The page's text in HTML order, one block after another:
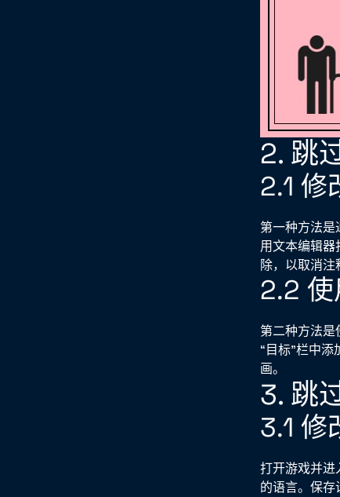
2. 跳
2.1 修
第一种方法
用文本编辑
除，以取消注
2.2 使
第二种方法是
“目标”栏中
画。
3. 跳
3.1 修
打开游戏并进
的语言。保